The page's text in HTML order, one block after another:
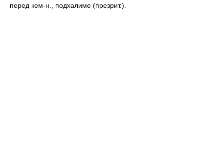
перед кем-н., подхалиме (презрит.).